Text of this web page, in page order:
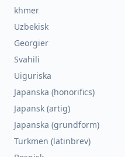
khmer
Uzbekisk
Georgier
Svahili
Uiguriska
Japanska (honorifics)
Japansk (artig)
Japanska (grundform)
Turkmen (latinbrev)